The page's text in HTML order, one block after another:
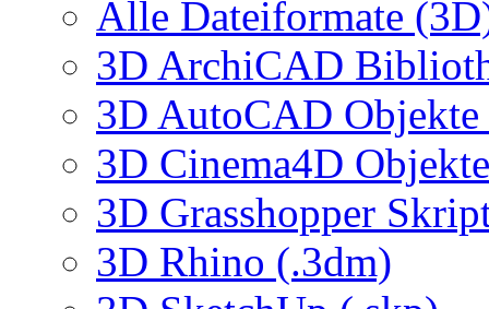
Alle Dateiformate
3D ArchiCAD
3D AutoCAD
3D Cinema4D
3D Grasshopper
3D Rhino (.3dm)